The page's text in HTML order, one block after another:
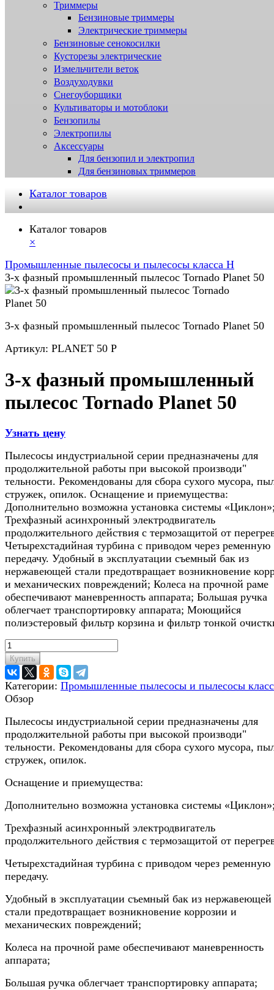
Триммеры
Бензиновые триммеры
Электрические триммеры
Бензиновые сенокосилки
Кусторезы электрические
Измельчители веток
Воздуходувки
Снегоуборщики
Культиваторы и мотоблоки
Бензопилы
Электропилы
Аксессуары
Для бензопил и электропил
Для бензиновых триммеров
Каталог товаров
Каталог товаров
×
Промышленные пылесосы и пылесосы класса H
3-х фазный промышленный пылесос Tornado Planet 50
3-х фазный промышленный пылесос Tornado Planet 50
Артикул: PLANET 50 P
3-х фазный промышленный
пылесос Tornado Planet 50
Узнать цену
Пылесосы индустриальной серии предназначены для
продолжительной работы при высокой производи"
тельности. Рекомендованы для сбора сухого мусора,
стружек, опилок. Оснащение и приемущества:
Дополнительно возможна установка системы
Трехфазный асинхронный электродвигатель
продолжительного действия с термозащитой от
Четырехстадийная турбина с приводом через ременную
передачу. Удобный в эксплуатации съемный бак из
нержавеющей стали предотвращает возникновение
и механических повреждений; Колеса на прочной раме
обеспечивают маневренность аппарата; Большая ручка
облегчает транспортировку аппарата; Моющийся
полиэстеровый фильтр корзина и фильтр тонкой
Купить
Категории: Промышленные пылесосы и пылесосы
Обзор
Пылесосы индустриальной серии предназначены для
продолжительной работы при высокой производи"
тельности. Рекомендованы для сбора сухого мусора,
стружек, опилок.
Оснащение и приемущества:
Дополнительно возможна установка системы
Трехфазный асинхронный электродвигатель
продолжительного действия с термозащитой от
Четырехстадийная турбина с приводом через ременную
передачу.
Удобный в эксплуатации съемный бак из нержавеющей
стали предотвращает возникновение коррозии и
механических повреждений;
Колеса на прочной раме обеспечивают маневренность
аппарата;
Большая ручка облегчает транспортировку аппарата;